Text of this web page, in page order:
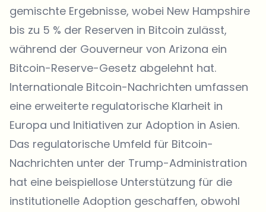
gemischte Ergebnisse, wobei New Hampshire
bis zu 5 % der Reserven in Bitcoin zulässt,
während der Gouverneur von Arizona ein
Bitcoin-Reserve-Gesetz abgelehnt hat.
Internationale Bitcoin-Nachrichten umfassen
eine erweiterte regulatorische Klarheit in
Europa und Initiativen zur Adoption in Asien.
Das regulatorische Umfeld für Bitcoin-
Nachrichten unter der Trump-Administration
hat eine beispiellose Unterstützung für die
institutionelle Adoption geschaffen, obwohl